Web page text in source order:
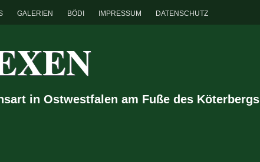
GALERIEN BÖDI IMPRESSUM DATENSCHUTZ
in Ostwestfalen am Fuße des Köterbergs